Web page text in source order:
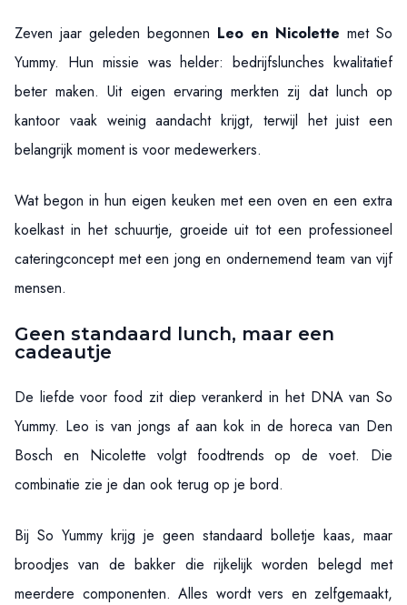
Zeven jaar geleden begonnen Leo en Nicolette met So
Yummy. Hun missie was helder: bedrijfslunches kwalitatief
beter maken. Uit eigen ervaring merkten zij dat lunch op
kantoor vaak weinig aandacht krijgt, terwijl het juist een
belangrijk moment is voor medewerkers.
Wat begon in hun eigen keuken met een oven en een extra
koelkast in het schuurtje, groeide uit tot een professioneel
cateringconcept met een jong en ondernemend team van vijf
mensen.
Geen standaard lunch, maar een
cadeautje
De liefde voor food zit diep verankerd in het DNA van So
Yummy. Leo is van jongs af aan kok in de horeca van Den
Bosch en Nicolette volgt foodtrends op de voet. Die
combinatie zie je dan ook terug op je bord.
Bij So Yummy krijg je geen standaard bolletje kaas, maar
broodjes van de bakker die rijkelijk worden belegd met
meerdere componenten. Alles wordt vers en zelfgemaakt,